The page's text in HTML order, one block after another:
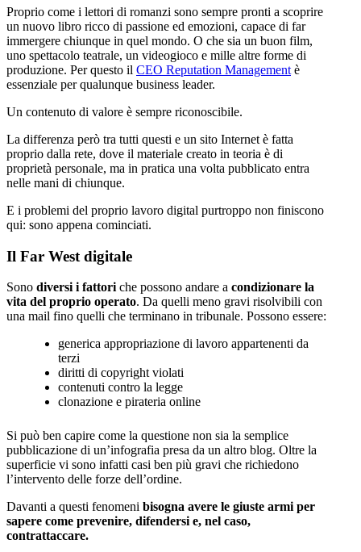
Proprio come i lettori di romanzi sono sempre pronti a scoprire
un nuovo libro ricco di passione ed emozioni, capace di far
immergere chiunque in quel mondo. O che sia un buon film,
uno spettacolo teatrale, un videogioco e mille altre forme di
produzione. Per questo il CEO Reputation Management è
essenziale per qualunque business leader.
Un contenuto di valore è sempre riconoscibile.
La differenza però tra tutti questi e un sito Internet è fatta
proprio dalla rete, dove il materiale creato in teoria è di
proprietà personale, ma in pratica una volta pubblicato entra
nelle mani di chiunque.
E i problemi del proprio lavoro digital purtroppo non finiscono
qui: sono appena cominciati.
Il Far West digitale
Sono diversi i fattori che possono andare a condizionare la
vita del proprio operato. Da quelli meno gravi risolvibili con
una mail fino quelli che terminano in tribunale. Possono essere:
generica appropriazione di lavoro appartenenti da
terzi
diritti di copyright violati
contenuti contro la legge
clonazione e pirateria online
Si può ben capire come la questione non sia la semplice
pubblicazione di un’infografia presa da un altro blog. Oltre la
superficie vi sono infatti casi ben più gravi che richiedono
l’intervento delle forze dell’ordine.
Davanti a questi fenomeni bisogna avere le giuste armi per
sapere come prevenire, difendersi e, nel caso,
contrattaccare.